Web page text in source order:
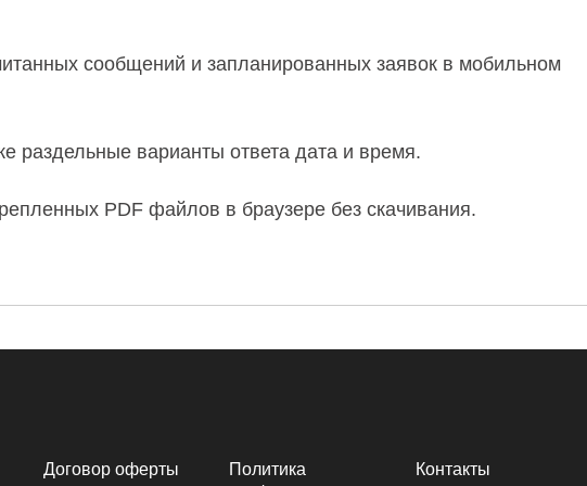
сообщений и запланированных заявок в мобильном
раздельные варианты ответа дата и время.
PDF файлов в браузере без скачивания.
Договор оферты
Политика
Контакты